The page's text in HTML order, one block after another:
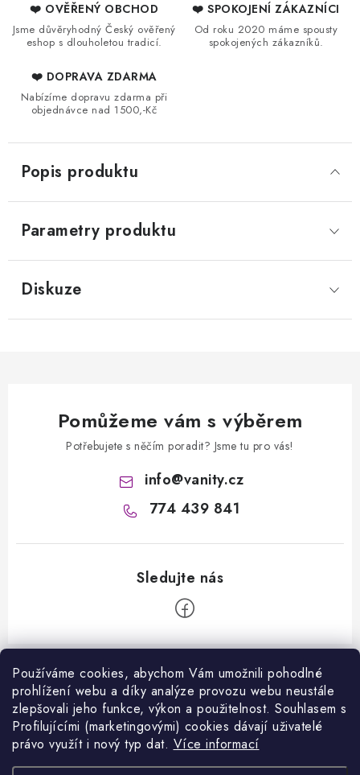
Používáme cookies, abychom Vám umožnili pohodlné
prohlížení webu a díky analýze provozu webu neustále
zlepšovali jeho funkce, výkon a použitelnost. Souhlasem s
Profilujícími (marketingovými) cookies dávají uživatelé
právo využít i nový typ dat. Více informací
❤️ OVĚŘENÝ OBCHOD
Jsme důvěryhodný Český ověřený
eshop s dlouholetou tradicí.
❤️ SPOKOJENÍ ZÁKAZNÍCI
Od roku 2020 máme spousty
spokojených zákazníků.
❤️ DOPRAVA ZDARMA
Nabízíme dopravu zdarma při
objednávce nad 1500,-Kč
Popis produktu
Parametry produktu
Diskuze
Pomůžeme vám s výběrem
Potřebujete s něčím poradit? Jsme tu pro vás!
info@vanity.cz
774 439 841
Z
Informace pro vás
Kontakty
Jak nakupovat
Facebook
VANITY.cz